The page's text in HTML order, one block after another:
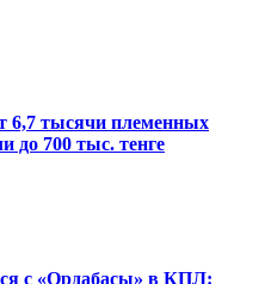
6,7 тысячи племенных
до 700 тыс. тенге
с «Ордабасы» в КПЛ: